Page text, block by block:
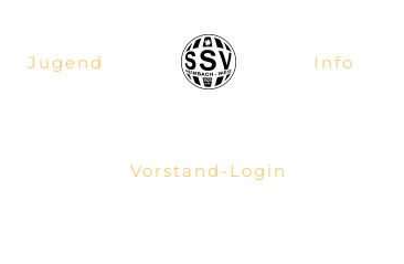
Jugend Info
Vorstand-Login